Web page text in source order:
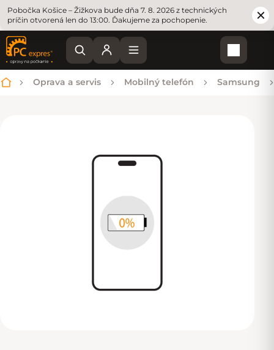
Pobočka Košice – Žižkova bude dňa 7. 8. 2026 z technických
príčin otvorená len do 13:00. Ďakujeme za pochopenie.
Domov
Oprava a servis Mobilný telefón Samsung